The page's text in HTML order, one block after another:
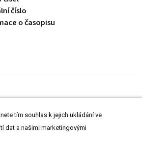
číslo
o časopisu
tím souhlas k jejich ukládání ve
dat a našimi marketingovými